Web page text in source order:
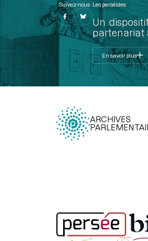
Suivez-nous Les perséides
Un
partenariat
En savoir plus
ARCHIVES